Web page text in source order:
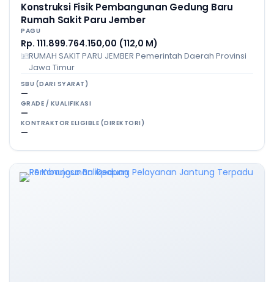
Konstruksi Fisik Pembangunan Gedung Baru
Rumah Sakit Paru Jember
PAGU
Rp. 111.899.764.150,00 (112,0 M)
RUMAH SAKIT PARU JEMBER Pemerintah Daerah Provinsi
Jawa Timur
SBU (DARI SYARAT)
—
GRADE / KUALIFIKASI
—
KONTRAKTOR ELIGIBLE (DIREKTORI)
—